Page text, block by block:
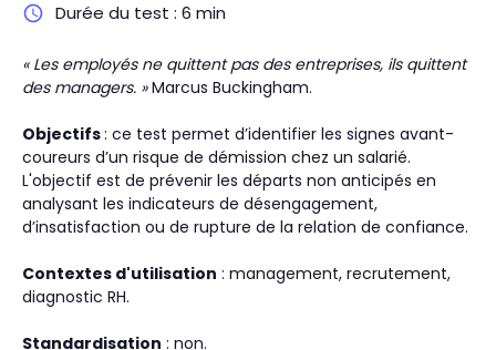
Durée du test : 6 min
« Les employés ne quittent pas des entreprises, ils quittent
des managers. »Marcus Buckingham.
Objectifs: ce test permet d’identifier les signes avant-
coureurs d’un risque de démission chez un salarié.
L'objectif est de prévenir les départs non anticipés en
analysant les indicateurs de désengagement,
d’insatisfaction ou de rupture de la relation de confiance.
Contextes d'utilisation : management, recrutement,
diagnostic RH.
Standardisation : non.